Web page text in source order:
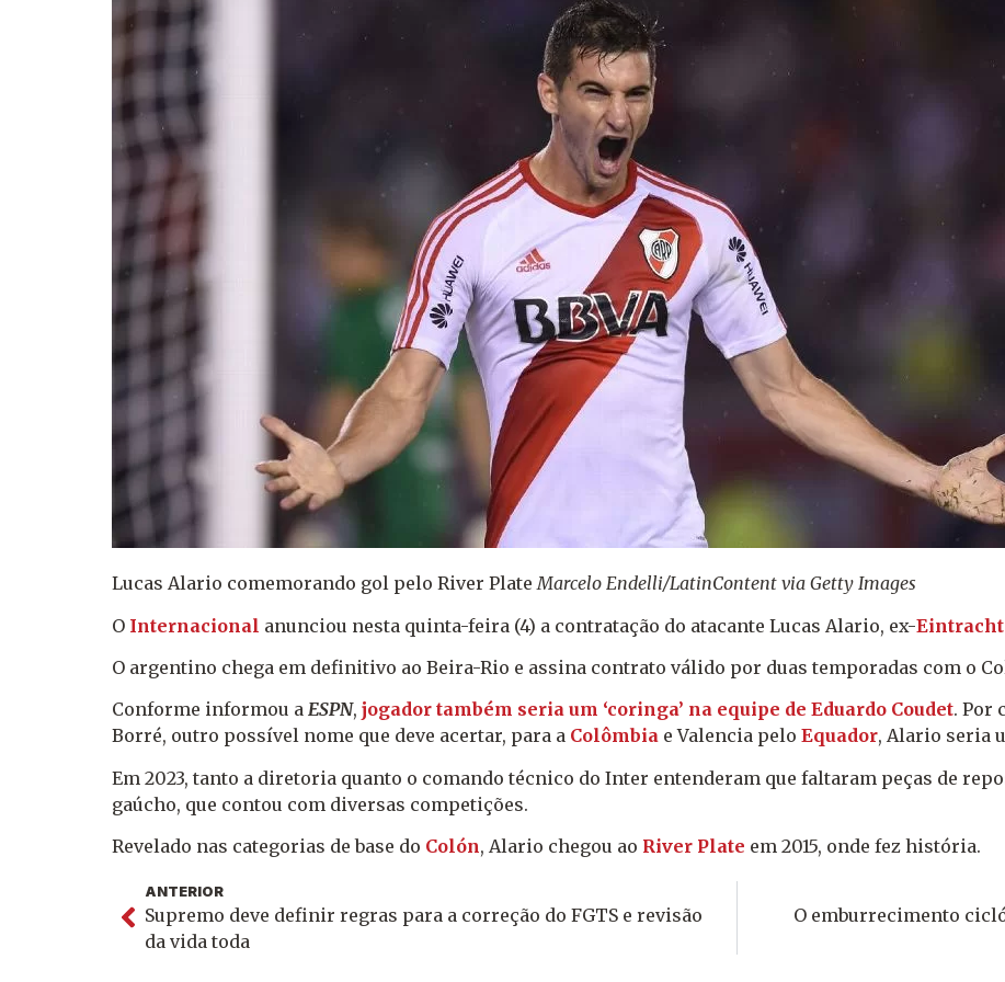
Lucas Alario comemorando gol pelo River PlateMarcelo Endelli/LatinContent via Getty Images
O Internacional anunciou nesta quinta-feira (4) a contratação do atacante Lucas Alario, ex-
O argentino chega em definitivo ao Beira-Rio e assina contrato válido por duas temporadas com o
Conforme informou a ESPN, jogador também seria um ‘coringa’ na equipe de Eduardo Coudet. Por
Borré, outro possível nome que deve acertar, para a Colômbia e Valencia pelo Equador, Alario seria
Em 2023, tanto a diretoria quanto o comando técnico do Inter entenderam que faltaram peças de
gaúcho, que contou com diversas competições.
Revelado nas categorias de base do Colón, Alario chegou ao River Plate em 2015, onde fez história.
ANTERIOR
Supremo deve definir regras para a correção do FGTS e revisão
da vida toda
O emburrecimento